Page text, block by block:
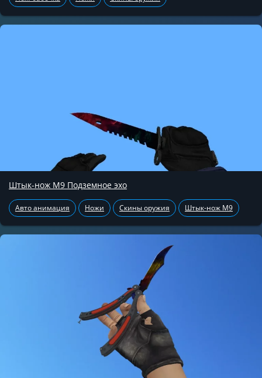
Штык-нож М9 Подземное эхо
Авто анимация Ножи Скины оружия Штык-нож М9